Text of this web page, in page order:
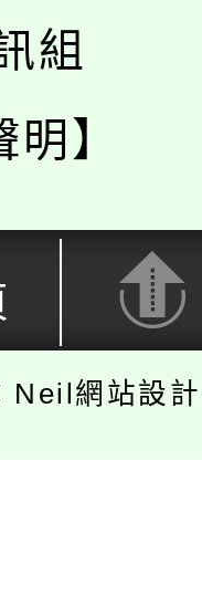
組
】
Neil網站設